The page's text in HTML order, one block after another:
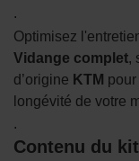
.
Optimisez
Vidange complet,
d’origine KTM
longévité de votre
.
Contenu du